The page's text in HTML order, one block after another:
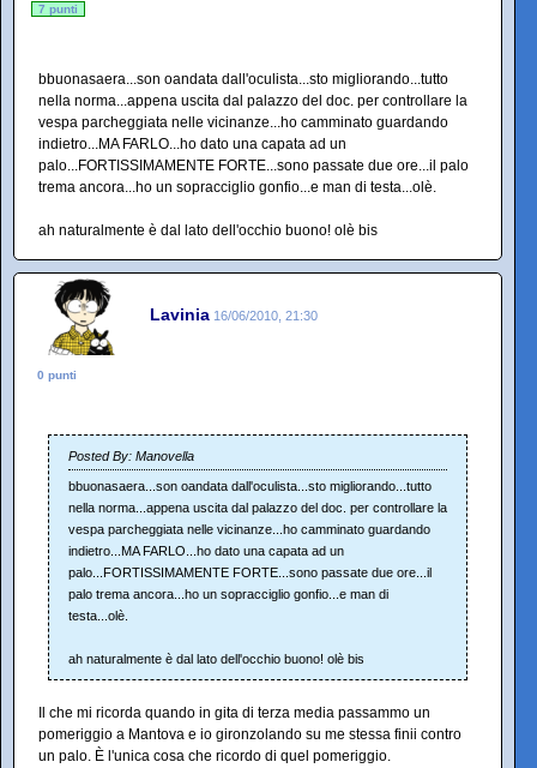
7 punti
bbuonasaera...son oandata dall'oculista...sto migliorando...tutto
nella norma...appena uscita dal palazzo del doc. per controllare la
vespa parcheggiata nelle vicinanze...ho camminato guardando
indietro...MA FARLO...ho dato una capata ad un
palo...FORTISSIMAMENTE FORTE...sono passate due ore...il palo
trema ancora...ho un sopracciglio gonfio...e man di testa...olè.
ah naturalmente è dal lato dell'occhio buono! olè bis
Lavinia 16/06/2010, 21:30
0 punti
Posted By: Manovella
bbuonasaera...son oandata dall'oculista...sto migliorando...tutto
nella norma...appena uscita dal palazzo del doc. per controllare la
vespa parcheggiata nelle vicinanze...ho camminato guardando
indietro...MA FARLO...ho dato una capata ad un
palo...FORTISSIMAMENTE FORTE...sono passate due ore...il
palo trema ancora...ho un sopracciglio gonfio...e man di
testa...olè.
ah naturalmente è dal lato dell'occhio buono! olè bis
Il che mi ricorda quando in gita di terza media passammo un
pomeriggio a Mantova e io gironzolando su me stessa finii contro
un palo. È l'unica cosa che ricordo di quel pomeriggio.